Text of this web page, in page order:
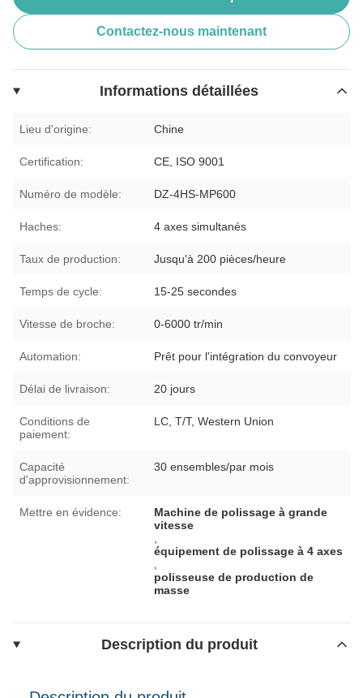
Contactez-nous maintenant
Informations détaillées
Lieu d'origine: Chine
Certification: CE, ISO 9001
Numéro de modèle: DZ-4HS-MP600
Haches: 4 axes simultanés
Taux de production: Jusqu'à 200 pièces/heure
Temps de cycle: 15-25 secondes
Vitesse de broche: 0-6000 tr/min
Automation: Prêt pour l'intégration du convoyeur
Délai de livraison: 20 jours
Conditions de
paiement:
LC, T/T, Western Union
Capacité
d'approvisionnement:
30 ensembles/par mois
Mettre en évidence:
Machine de polissage à grande
vitesse
équipement de polissage à 4 axes
polisseuse de production de
masse
Description du produit